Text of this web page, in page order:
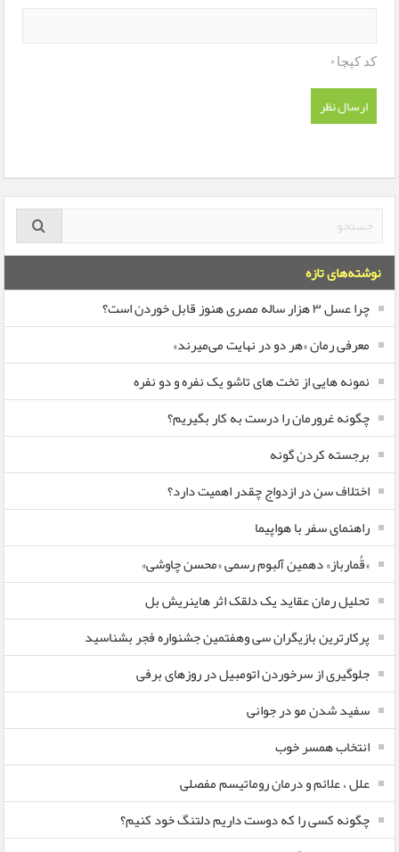
کد کپچا*
نوشته‌های تازه
چرا عسل ۳ هزار ساله‌ مصری هنوز قابل خوردن است؟
معرفی رمان «هر دو در نهایت می‌میرند»
نمونه هایی از تخت های تاشو یک نفره و دو نفره
چگونه غرورمان را درست به کار بگیریم؟
برجسته کردن گونه
اختلاف سن در ازدواج چقدر اهمیت دارد؟
راهنمای سفر با هواپیما
«قُمارباز» دهمین آلبوم رسمی «محسن چاوشی»
تحلیل رمان عقاید یک دلقک اثر هاینریش بل
پرکارترین بازیگران سی وهفتمین جشنواره فجر بشناسید
جلوگیری از سرخوردن اتومبیل در روزهای برفی
سفید شدن مو در جوانی
انتخاب همسر خوب
علل ، علائم و درمان روماتیسم مفصلی
چگونه کسی را که دوست داریم دلتنگ خود کنیم؟